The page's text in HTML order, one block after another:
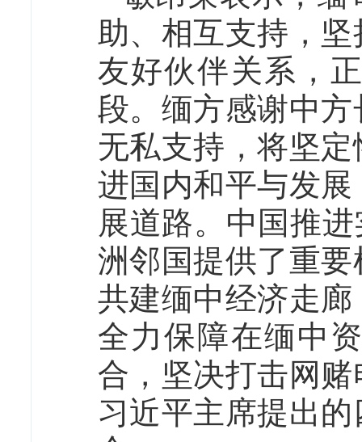
助、相互支持，
友好伙伴关系，
段。缅方感谢中
无私支持，将坚
进国内和平与发
展道路。中国推
洲邻国提供了重
共建缅中经济走
全力保障在缅中
合，坚决打击网
习近平主席提出